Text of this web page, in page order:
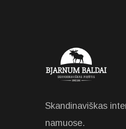
Skandinaviškas
namuose.